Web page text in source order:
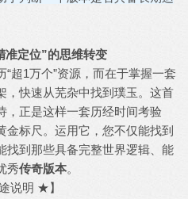
准定位”的思维转变
超1万个”资源，而在于掌握一套
，快速从芜杂中找到璞玉。这首
，正是这样一套历经时间考验
金标尺。运用它，您不仅能找到
找到那些具备完整世界逻辑、能
秀传奇版本。
说明 ★】